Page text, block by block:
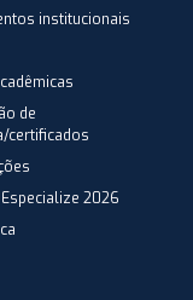
institucionais
de
certificados
2026